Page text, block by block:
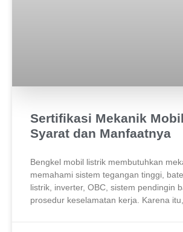
Sertifikasi Mekanik
Syarat dan Manfaatnya
Bengkel mobil listrik membutuhkan
memahami sistem tegangan tinggi,
listrik, inverter, OBC, sistem pendingin
prosedur keselamatan kerja. Karena